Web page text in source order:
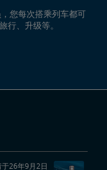
您每次搭乘列车都可
行、升级等。
26年9月2日